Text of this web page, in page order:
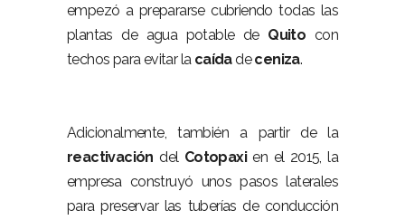
empezó a prepararse cubriendo todas las
plantas de agua potable de Quito con
techos para evitar la caídadeceniza.
Adicionalmente, también a partir de la
reactivación del Cotopaxien el 2015, la
empresa construyó unos pasos laterales
para preservar las tuberías de conducción